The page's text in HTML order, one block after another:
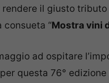
il giusto
consueta “Mostra vini
ad ospitare
questa 76°